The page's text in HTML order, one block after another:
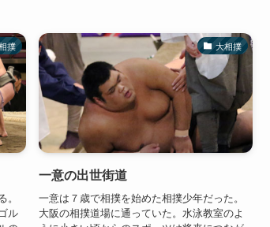
撲
ル
大相撲
一意の出世街道
一意は７歳で相撲を始めた相撲少年だった。
大阪の相撲道場に通っていた。水泳教室のよ